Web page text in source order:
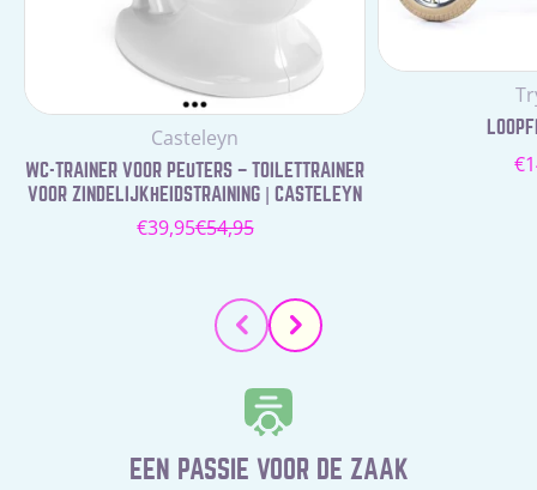
Leverancier:
Casteleyn
WC-TRAINER VOOR PEUTERS – TOILETTRAINER
VOOR ZINDELIJKHEIDSTRAINING | CASTELEYN
Verkoopprijs
€39,95Normale
€54,95
EEN PASSIE VOOR DE ZAAK